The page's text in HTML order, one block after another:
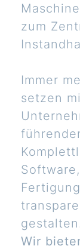
zum
Immer
setzen
Wir